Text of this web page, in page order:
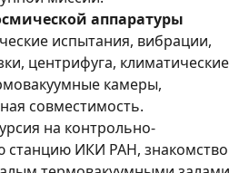
аппаратуры
испытания, вибрации,
центрифуга, климатические
камеры,
совместимость.
на контрольно-
станцию ИКИ РАН, знакомство